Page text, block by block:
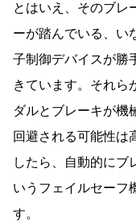
とはいえ、そのブレ
ーが踏んでいる、い
子制御デバイスが勝
きています。それら
ダルとブレーキが機
回避される可能性は
したら、自動的にブ
いうフェイルセーフ
す。